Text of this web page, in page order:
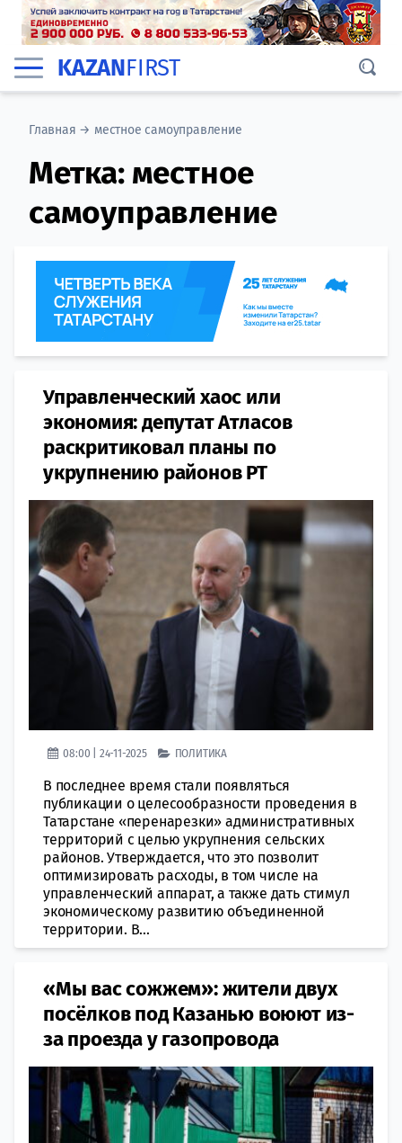
KAZANFIRST
Главная → местное самоуправление
Метка: местное
самоуправление
Управленческий хаос или
экономия: депутат Атласов
раскритиковал планы по
укрупнению районов РТ
08:00 | 24-11-2025 ПОЛИТИКА
В последнее время стали появляться
публикации о целесообразности проведения в
Татарстане «перенарезки» административных
территорий с целью укрупнения сельских
районов. Утверждается, что это позволит
оптимизировать расходы, в том числе на
управленческий аппарат, а также дать стимул
экономическому развитию объединенной
территории. В...
«Мы вас сожжем»: жители двух
посёлков под Казанью воюют из-
за проезда у газопровода